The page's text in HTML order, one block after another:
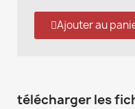
Ajouter au
télécharger les